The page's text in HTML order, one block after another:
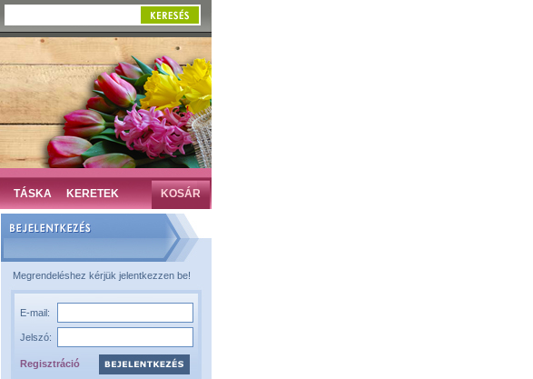
TÁSKA KERETEK KOSÁR
Megrendeléshez kérjük jelentkezzen be!
E-mail:
Jelszó:
Regisztráció